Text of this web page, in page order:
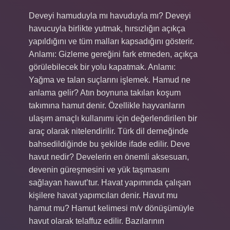
Deveyi hamuduyla mı havuduyla mı? Deveyi
havucuyla birlikte yutmak, hırsızlığın açıkça
yapıldığını ve tüm malları kapsadığını gösterir.
Anlamı: Gizleme gereğini fark etmeden, açıkça
görülebilecek bir yolu kapatmak. Anlamı:
Yağma ve talan suçlarını işlemek. Hamud ne
anlama gelir? Atın boynuna takılan koşum
takımına hamut denir. Özellikle hayvanların
ulaşım amaçlı kullanımı için değerlendirilen bir
araç olarak nitelendirilir. Türk dil derneğinde
bahsedildiğinde bu şekilde ifade edilir. Deve
havut nedir? Develerin en önemli aksesuarı,
devenin güreşmesini ve yük taşımasını
sağlayan hawut’tur. Havat yapımında çalışan
kişilere havat yapımcıları denir. Havut mu
hamut mu? Hamut kelimesi m/v dönüşümüyle
havut olarak telaffuz edilir. Bazılarının